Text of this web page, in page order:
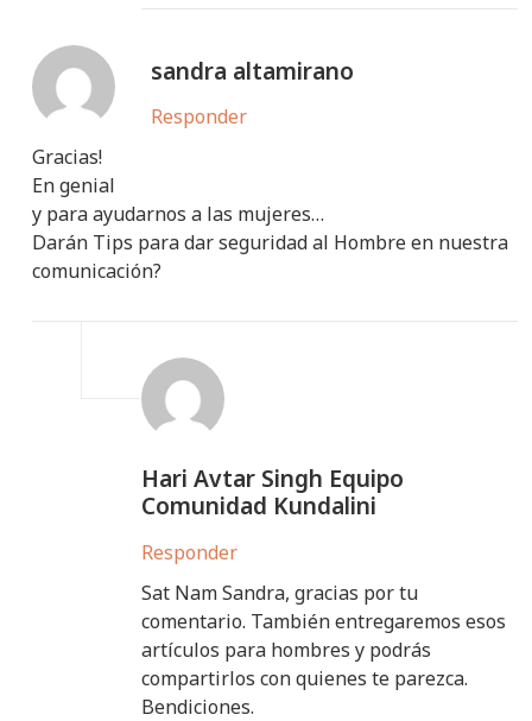
sandra altamirano
Responder
Gracias!
En genial
y para ayudarnos a las mujeres…
Darán Tips para dar seguridad al Hombre en nuestra
comunicación?
Hari Avtar Singh Equipo
Comunidad Kundalini
Responder
Sat Nam Sandra, gracias por tu
comentario. También entregaremos esos
artículos para hombres y podrás
compartirlos con quienes te parezca.
Bendiciones.